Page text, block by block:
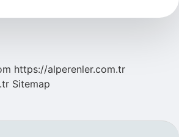
https://alperenler.com.tr
Sitemap